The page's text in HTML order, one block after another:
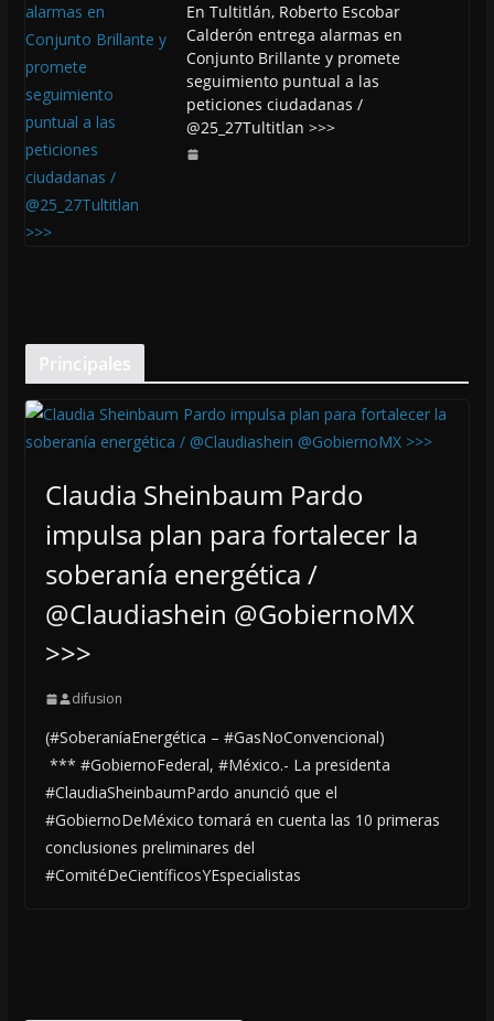
En Tultitlán, Roberto Escobar
Calderón entrega alarmas en
Conjunto Brillante y promete
seguimiento puntual a las
peticiones ciudadanas /
@25_27Tultitlan >>>
Principales
Claudia Sheinbaum Pardo
impulsa plan para fortalecer la
soberanía energética /
@Claudiashein @GobiernoMX
>>>
difusion
(#SoberaníaEnergética – #GasNoConvencional)
*** #GobiernoFederal, #México.- La presidenta
#ClaudiaSheinbaumPardo anunció que el
#GobiernoDeMéxico tomará en cuenta las 10 primeras
conclusiones preliminares del
#ComitéDeCientíficosYEspecialistas